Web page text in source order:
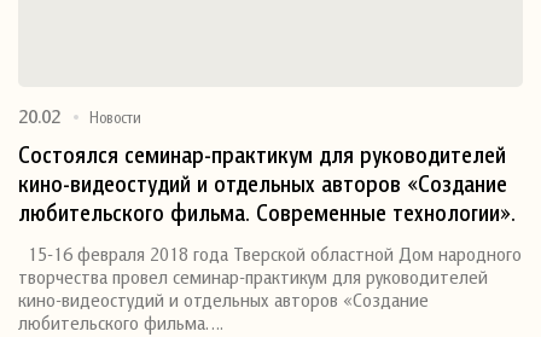
20.02 Новости
Состоялся семинар-практикум для руководителей
кино-видеостудий и отдельных авторов «Создание
любительского фильма. Современные технологии».
15-16 февраля 2018 года Тверской областной Дом народного
творчества провел семинар-практикум для руководителей
кино-видеостудий и отдельных авторов «Создание
любительского фильма….